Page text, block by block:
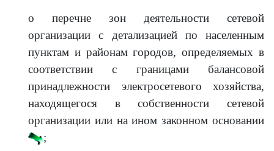
о перечне зон деятельности сетевой
организации с детализацией по населенным
пунктам и районам городов, определяемых в
соответствии с границами балансовой
принадлежности электросетевого хозяйства,
находящегося в собственности сетевой
организации или на ином законном основании
;